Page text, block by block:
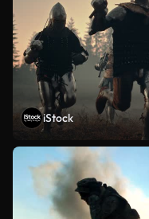
iStock